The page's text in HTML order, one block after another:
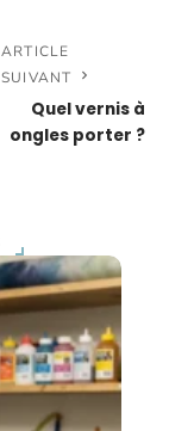
ARTICLE
SUIVANT
Quel vernis à
ongles porter ?